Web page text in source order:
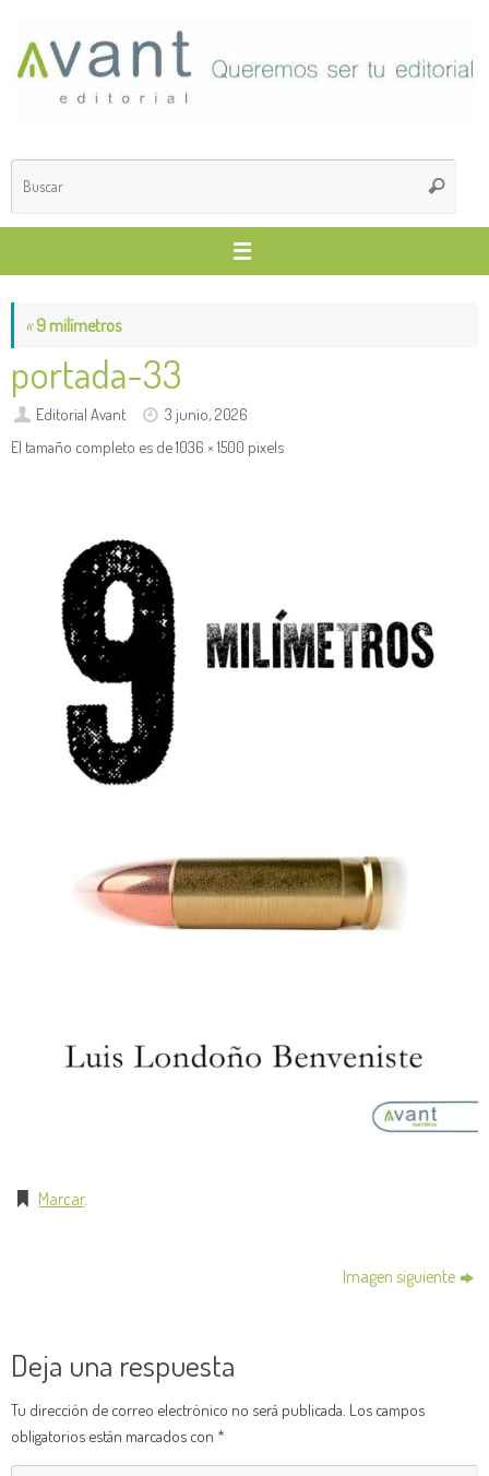
contenido
Buscar
«9 milímetros
portada-33
Editorial Avant
3 junio, 2026
El tamaño completo es de1036 × 1500 pixels
Marcar.
Imagen siguiente
Deja una respuesta
Tu dirección de correo electrónico no será publicada. Los campos
obligatorios están marcados con *